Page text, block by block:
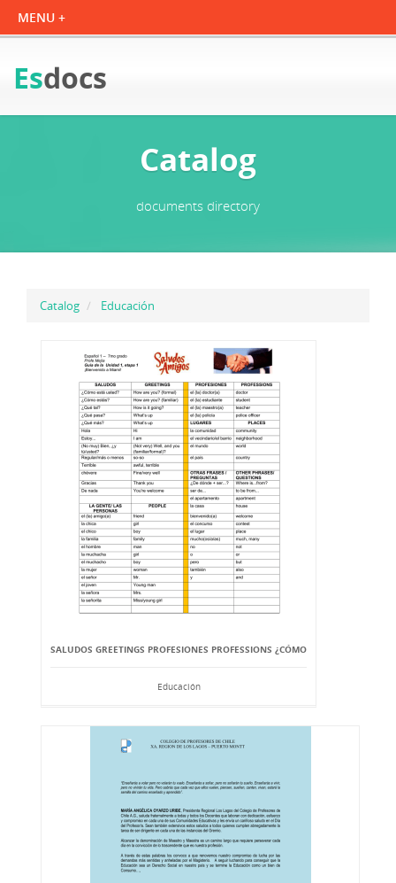
Esdocs
Catalog
documents directory
Catalog Educación
SALUDOS GREETINGS PROFESIONES PROFESSIONS ¿CÓMO
Educación